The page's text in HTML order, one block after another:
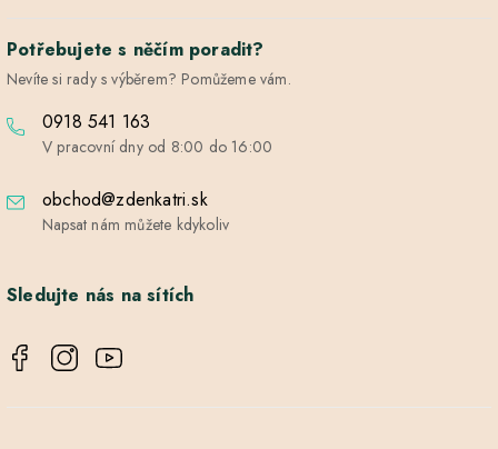
Potřebujete s něčím poradit?
Nevíte si rady s výběrem? Pomůžeme vám.
0918 541 163
V pracovní dny od 8:00 do 16:00
obchod@zdenkatri.sk
Napsat nám můžete kdykoliv
Sledujte nás na sítích